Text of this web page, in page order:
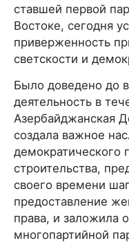
ставшей первой
Востоке, сегодня
приверженность
светскости и
Было доведено до
деятельность в
Азербайджанская
создала важное
демократического
строительства,
своего времени
предоставление
права, и заложила
многопартийной